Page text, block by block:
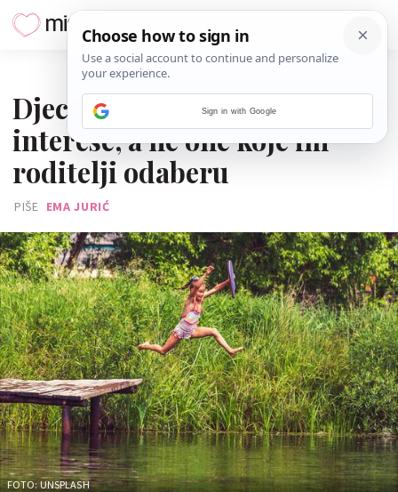
Djeca trebaju pronaći vlastite
interese, a ne one koje im
roditelji odaberu
PIŠE EMA JURIĆ
FOTO: UNSPLASH
Sign in with Google